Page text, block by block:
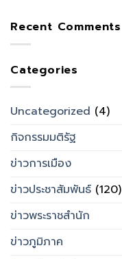
Recent Comments
Categories
Uncategorized (4)
กิจกรรมมติรัฐ
ข่าวการเมือง
ข่าวประชาสัมพันธ์ (120)
ข่าวพระราชสำนัก
ข่าวภูมิภาค